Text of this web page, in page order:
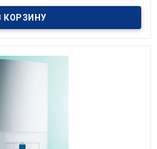
Возможность настройки на
установки в жилой зоне